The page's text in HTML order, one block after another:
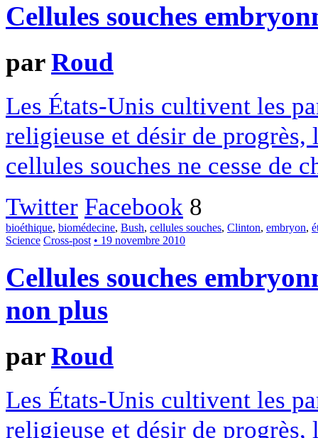
Cellules souches
parRoud
Les États-Unis cultivent les
religieuse et désir de
cellules souches ne cesse de
Twitter Facebook 8
bioéthique, biomédecine, Bush, cellules souches, Clinton, embryon,
Science Cross-post • 19 novembre 2010
Cellules souches
non plus
parRoud
Les États-Unis cultivent les
religieuse et désir de